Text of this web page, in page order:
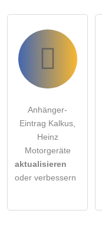
Anhänger-
Eintrag Kalkus,
Heinz
Motorgeräte
aktualisieren
oder verbessern